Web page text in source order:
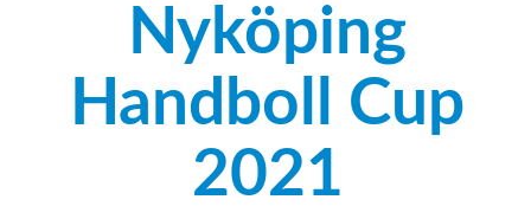
Nyköping
Handboll Cup
2021